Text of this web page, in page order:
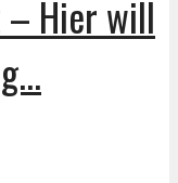
– Hier will